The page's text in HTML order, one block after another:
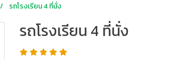
รถโรงเรียน 4 ที่นั่ง
รถโรงเรียน 4 ที่นั่ง